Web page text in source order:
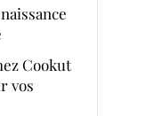
Cookut
vos